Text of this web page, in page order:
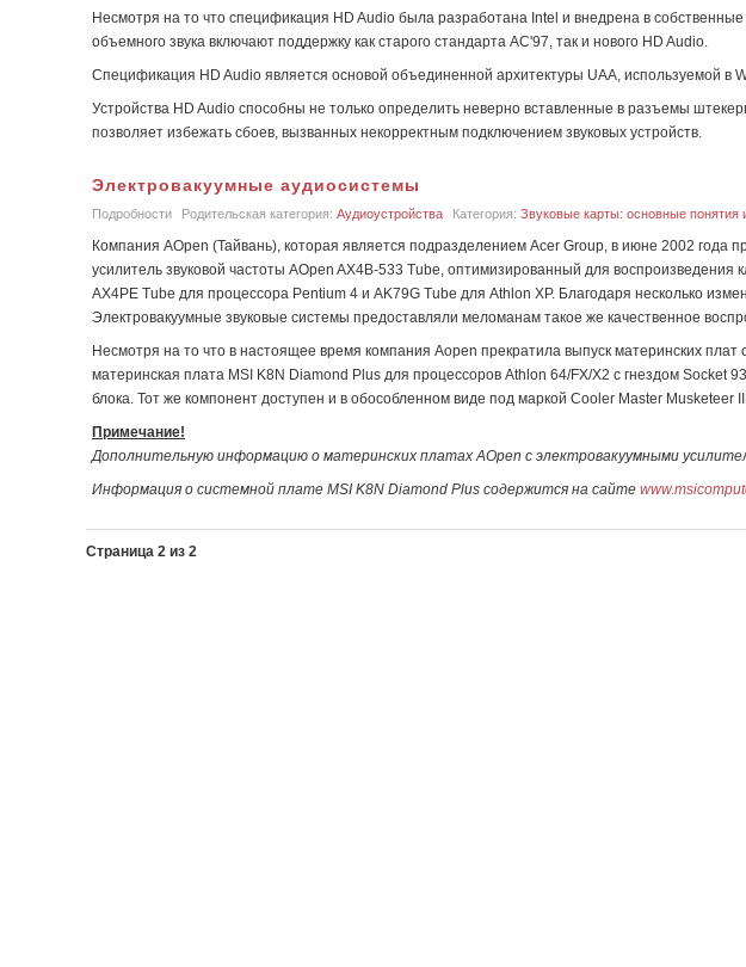
Несмотря на то что спецификация HD Audio была разработана Intel и внедрена в
объемного звука включают поддержку как старого стандарта AC'97, так и нового HD Audio.
Спецификация HD Audio является основой объединенной архитектуры UAA, используемой в
Устройства HD Audio способны не только определить неверно вставленные в разъемы
позволяет избежать сбоев, вызванных некорректным подключением звуковых устройств.
Электровакуумные аудиосистемы
Подробности Родительская категория: Аудиоустройства Категория: Звуковые карты: основные понятия
Компания AOpen (Тайвань), которая является подразделением Acer Group, в июне 2002
усилитель звуковой частоты AOpen AX4B-533 Tube, оптимизированный для
AX4PE Tube для процессора Pentium 4 и AK79G Tube для Athlon XP. Благодаря несколько
Электровакуумные звуковые системы предоставляли меломанам такое же качественное
Несмотря на то что в настоящее время компания Aopen прекратила выпуск материнских
материнская плата MSI K8N Diamond Plus для процессоров Athlon 64/FX/X2 с гнездом Socket
блока. Тот же компонент доступен и в обособленном виде под маркой Cooler Master Musketeer
Примечание!
Дополнительную информацию о материнских платах AOpen с электровакуумными
Информация о системной плате MSI K8N Diamond Plus содержится на сайте
Страница 2 из 2